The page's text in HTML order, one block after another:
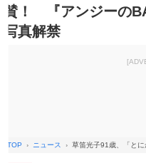
賛！ 『アンジーの
写真解禁
TOP ニュース 草笛光子91歳、「と